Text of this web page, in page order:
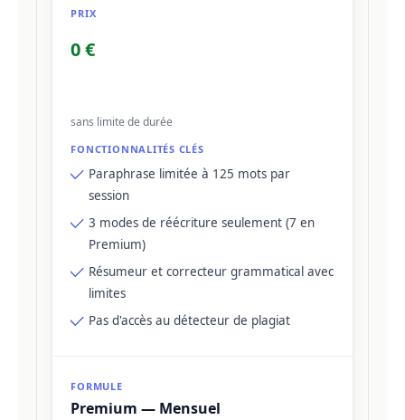
0 €
sans limite de durée
Paraphrase limitée à 125 mots par
session
3 modes de réécriture seulement (7 en
Premium)
Résumeur et correcteur grammatical avec
limites
Pas d'accès au détecteur de plagiat
Premium — Mensuel